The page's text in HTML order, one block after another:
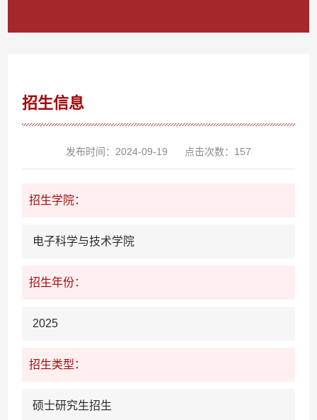
招生信息
发布时间：2024-09-19 点击次数： 157
招生学院：
电子科学与技术学院
招生年份：
2025
招生类型：
硕士研究生招生